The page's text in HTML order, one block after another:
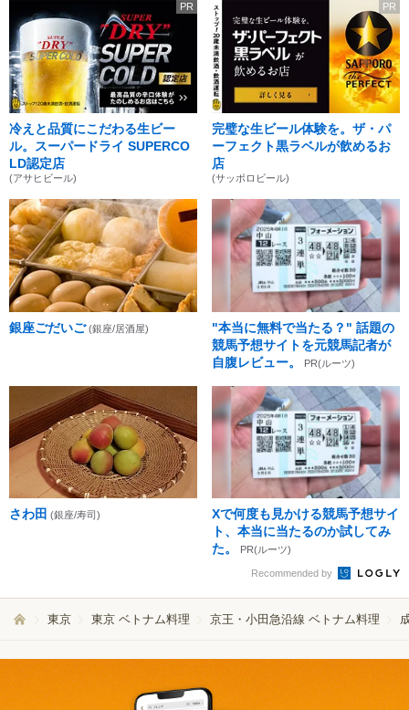
PR
冷えと品質にこだわる生ビー
ル。スーパードライ SUPERCO
LD認定店
(アサヒビール)
PR
完璧な生ビール体験を。ザ・パ
ーフェクト黒ラベルが飲めるお
店
(サッポロビール)
銀座ごだいご (銀座/居酒屋)
"本当に無料で当たる？" 話題の
競馬予想サイトを元競馬記者が
自腹レビュー。
PR(ルーツ)
さわ田 (銀座/寿司)
Xで何度も見かける競馬予想サイ
ト、本当に当たるのか試してみ
た。
PR(ルーツ)
Recommended by
東京 東京 ベトナム料理 京王・小田急沿線 ベトナム料理